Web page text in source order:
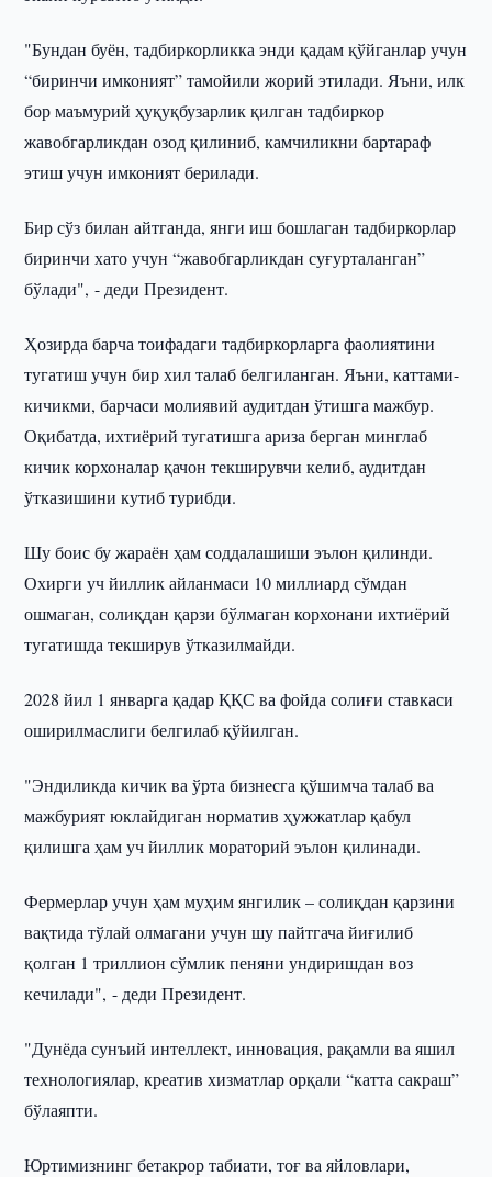
"Бундан буён, тадбиркорликка энди қадам қўйганлар учун
“биринчи имконият” тамойили жорий этилади. Яъни, илк
бор маъмурий ҳуқуқбузарлик қилган тадбиркор
жавобгарликдан озод қилиниб, камчиликни бартараф
этиш учун имконият берилади.
Бир сўз билан айтганда, янги иш бошлаган тадбиркорлар
биринчи хато учун “жавобгарликдан суғурталанган”
бўлади", - деди Президент.
Ҳозирда барча тоифадаги тадбиркорларга фаолиятини
тугатиш учун бир хил талаб белгиланган. Яъни, каттами-
кичикми, барчаси молиявий аудитдан ўтишга мажбур.
Оқибатда, ихтиёрий тугатишга ариза берган минглаб
кичик корхоналар қачон текширувчи келиб, аудитдан
ўтказишини кутиб турибди.
Шу боис бу жараён ҳам соддалашиши эълон қилинди.
Охирги уч йиллик айланмаси 10 миллиард сўмдан
ошмаган, солиқдан қарзи бўлмаган корхонани ихтиёрий
тугатишда текширув ўтказилмайди.
2028 йил 1 январга қадар ҚҚС ва фойда солиғи ставкаси
оширилмаслиги белгилаб қўйилган.
"Эндиликда кичик ва ўрта бизнесга қўшимча талаб ва
мажбурият юклайдиган норматив ҳужжатлар қабул
қилишга ҳам уч йиллик мораторий эълон қилинади.
Фермерлар учун ҳам муҳим янгилик – солиқдан қарзини
вақтида тўлай олмагани учун шу пайтгача йиғилиб
қолган 1 триллион сўмлик пеняни ундиришдан воз
кечилади", - деди Президент.
"Дунёда сунъий интеллект, инновация, рақамли ва яшил
технологиялар, креатив хизматлар орқали “катта сакраш”
бўлаяпти.
Юртимизнинг бетакрор табиати, тоғ ва яйловлари,